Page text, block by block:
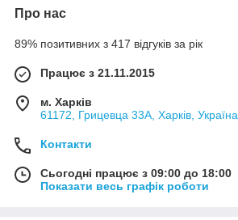
Про нас
89% позитивних з 417 відгуків за рік
Працює з 21.11.2015
м. Харків
61172, Грицевца 33А, Харків, Україна
Контакти
Сьогодні працює з 09:00 до 18:00
Показати весь графік роботи